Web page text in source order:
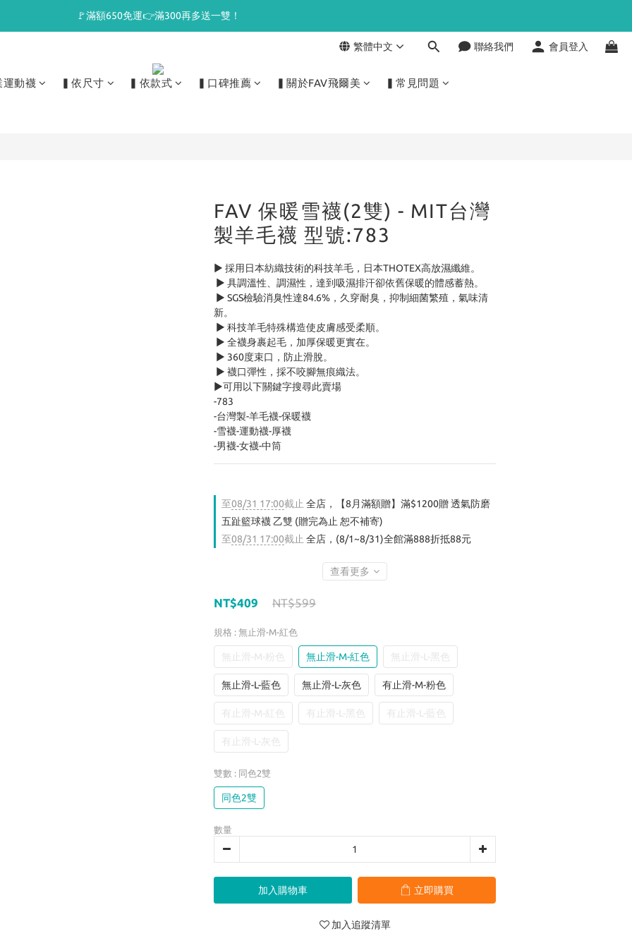
🚩滿額650免運👉滿300再多送一雙！
繁體中文 聯絡我們 會員登入
動襪 ▍依尺寸 ▍依款式 ▍口碑推薦 ▍關於FAV飛爾美 ▍常見問題
FAV 保暖雪襪(2雙) - MIT台灣
製羊毛襪 型號:783
► 採用日本紡織技術的科技羊毛，日本THOTEX高放濕纖維。
► 具調溫性、調濕性，達到吸濕排汗卻依舊保暖的體感蓄熱。
新。
► 科技羊毛特殊構造使皮膚感受柔順。
► 全襪身裹起毛，加厚保暖更實在。
► 360度束口，防止滑脫。
► 襪口彈性，採不咬腳無痕織法。
►可用以下關鍵字搜尋此賣場
-783
-台灣製-羊毛襪-保暖襪
-雪襪-運動襪-厚襪
-男襪-女襪-中筒
至08/31 17:00截止 全店，【8月滿額贈】滿$1200贈 透氣防磨
五趾籃球襪 乙雙 (贈完為止 恕不補寄)
至08/31 17:00截止 全店，(8/1~8/31)全館滿888折抵88元
查看更多
NT$599
NT$409
規格 : 無止滑-M-紅色
無止滑-M-粉色 無止滑-M-紅色 無止滑-L-黑色
無止滑-L-藍色 無止滑-L-灰色 有止滑-M-粉色
有止滑-M-紅色 有止滑-L-黑色 有止滑-L-藍色
有止滑-L-灰色
雙數 : 同色2雙
同色2雙
數量
加入購物車 立即購買
加入追蹤清單
立即購買